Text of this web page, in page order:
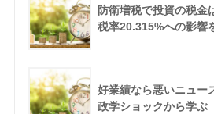
防衛増税で投資の税金
税率20.315%への影響
好業績なら悪いニュー
政学ショックから学ぶ